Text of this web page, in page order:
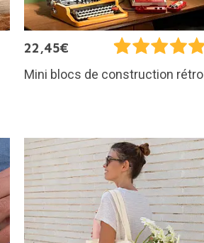
22,45€
Mini blocs de construction rétro